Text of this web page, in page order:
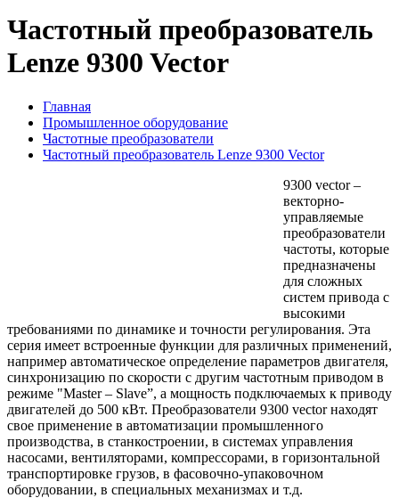
Частотный преобразователь
Lenze 9300 Vector
Главная
Промышленное оборудование
Частотные преобразователи
Частотный преобразователь Lenze 9300 Vector
9300 vector –
векторно-
управляемые
преобразователи
частоты, которые
предназначены
для сложных
систем привода с
высокими
требованиями по динамике и точности регулирования. Эта
серия имеет встроенные функции для различных применений,
например автоматическое определение параметров двигателя,
синхронизацию по скорости с другим частотным приводом в
режиме "Master – Slave”, а мощность подключаемых к приводу
двигателей до 500 кВт. Преобразователи 9300 vector находят
свое применение в автоматизации промышленного
производства, в станкостроении, в системах управления
насосами, вентиляторами, компрессорами, в горизонтальной
транспортировке грузов, в фасовочно-упаковочном
оборудовании, в специальных механизмах и т.д.